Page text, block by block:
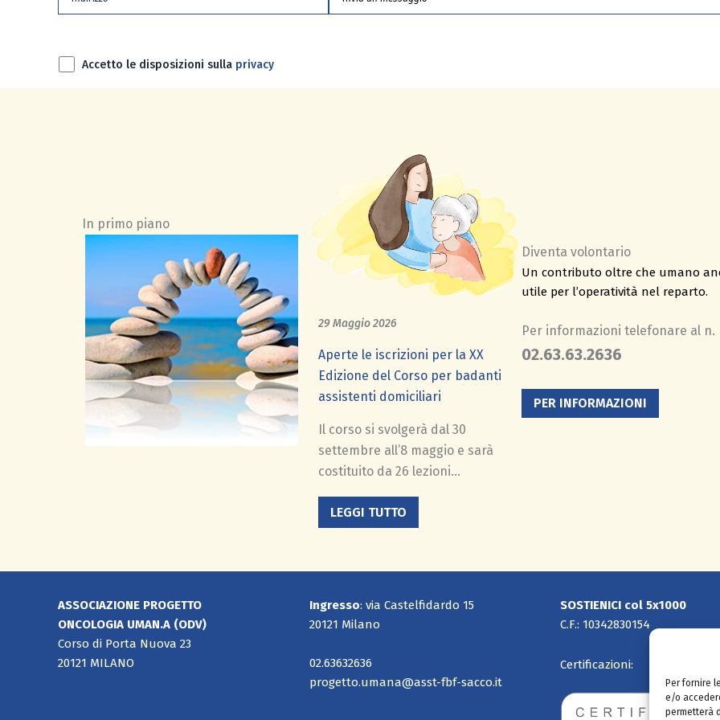
Per fornire
e/o
permetterà
Accetto le disposizioni sulla privacy
In primo piano
29 Maggio 2026
Aperte le iscrizioni per la XX
Edizione del Corso per badanti
assistenti domiciliari
Il corso si svolgerà dal 30
settembre all’8 maggio e sarà
costituito da 26 lezioni…
LEGGI TUTTO
Diventa volontario
Un contributo oltre che umano
utile per l’operatività nel reparto.
Per informazioni telefonare al n.
02.63.63.2636
PER INFORMAZIONI
ASSOCIAZIONE PROGETTO
ONCOLOGIA UMAN.A (ODV)
Corso di Porta Nuova 23
20121 MILANO
Ingresso: via Castelfidardo 15
20121 Milano
02.63632636
progetto.umana@asst-fbf-sacco.it
SOSTIENICI col 5x1000
C.F.: 10342830154
Certificazioni: